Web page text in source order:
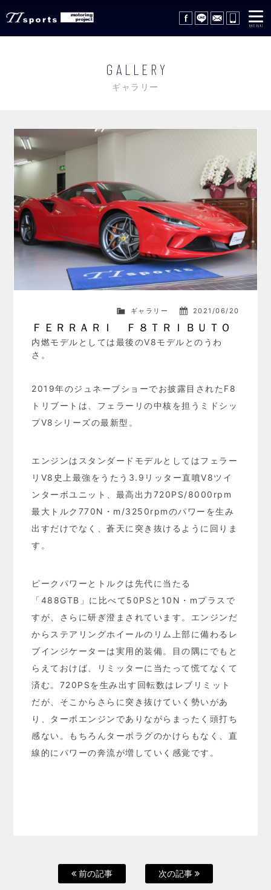
買取査定
GALLERY
ギャラリー
COMPANY
会社概要
GALLERY
ギャラリー
2021/06/20
ギャラリー
ＦＥＲＲＡＲＩ Ｆ８ＴＲＩＢＵＴＯ
内燃モデルとしては最後のV8モデルとのうわ
さ。
2019年のジュネーブショーでお披露目されたF8
トリブートは、フェラーリの中核を担うミドシッ
プV8シリーズの最新型。
エンジンはスタンダードモデルとしてはフェラー
リV8史上最強をうたう3.9リッター直噴V8ツイ
ンターボユニット、最高出力720PS/8000rpm
最大トルク770N・m/3250rpmのパワーを生み
出すだけでなく、蒼天に突き抜けるように回りま
す。
ピークパワーとトルクは先代に当たる
「488GTB」に比べて50PSと10N・mプラスで
すが、さらに研ぎ澄まされています。エンジンだ
からステアリングホイールのリム上部に備わるレ
ブインジケーターは実用的装備。目の隅にでもと
らえておけば、リミッターに当たって慌てなくて
済む。720PSを生み出す回転数はレブリミット
だが、そこからさらに突き抜けていく勢いがあ
り、ターボエンジンでありながらまったく頭打ち
感ない。もちろんターボラグのかけらもなく、直
線的にパワーの奔流が増していく感覚です。
前の記事 次の記事